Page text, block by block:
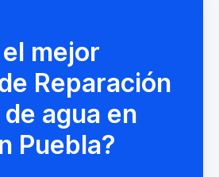
mejor
Reparación
agua en
Puebla?